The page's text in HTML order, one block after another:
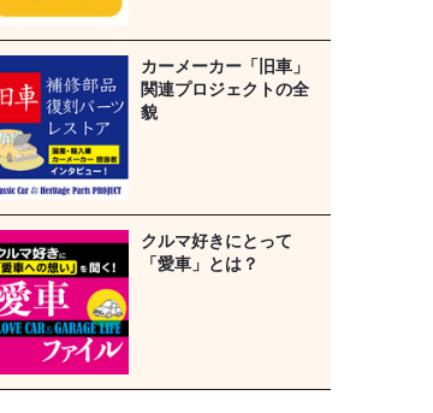
カーメーカー「旧車」
関連プロジェクトの全
貌
クルマ好きにとって
「愛車」とは？